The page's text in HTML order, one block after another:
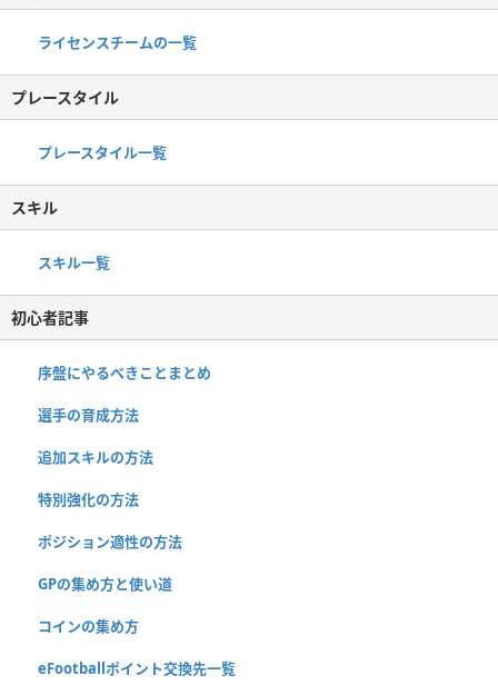
ライセンスチームの一覧
プレースタイル
プレースタイル一覧
スキル
スキル一覧
初心者記事
序盤にやるべきことまとめ
選手の育成方法
追加スキルの方法
特別強化の方法
ポジション適性の方法
GPの集め方と使い道
コインの集め方
eFootballポイント交換先一覧